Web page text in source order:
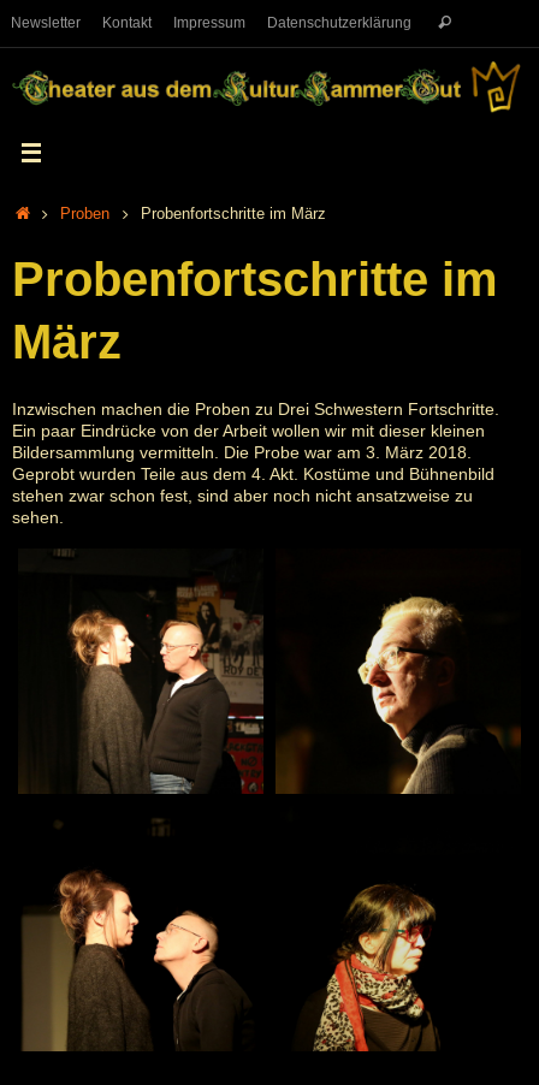
Newsletter Kontakt Impressum Datenschutzerklärung
Proben Probenfortschritte im März
Probenfortschritte im
März
Inzwischen machen die Proben zu Drei Schwestern Fortschritte.
Ein paar Eindrücke von der Arbeit wollen wir mit dieser kleinen
Bildersammlung vermitteln. Die Probe war am 3. März 2018.
Geprobt wurden Teile aus dem 4. Akt. Kostüme und Bühnenbild
stehen zwar schon fest, sind aber noch nicht ansatzweise zu
sehen.